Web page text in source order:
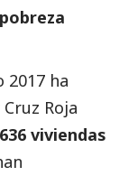
2017 ha
Roja
viviendas